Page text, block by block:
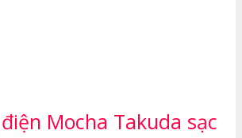
Mocha Takuda sạc